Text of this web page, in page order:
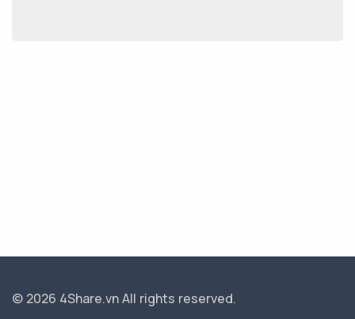
© 2026 4Share.vnAll rights reserved.